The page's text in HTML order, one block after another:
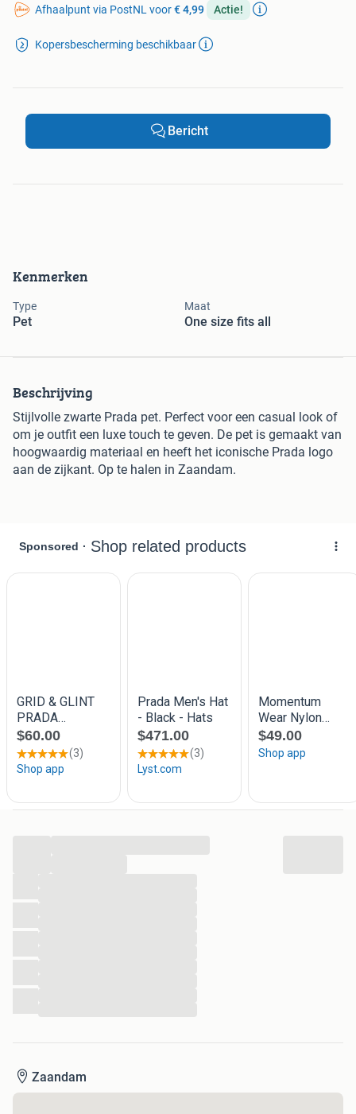
Kenmerken
Type
Pet
Maat
One size fits all
Beschrijving
Stijlvolle zwarte Prada pet. Perfect voor een casual look of
om je outfit een luxe touch te geven. De pet is gemaakt van
hoogwaardig materiaal en heeft het iconische Prada logo
aan de zijkant. Op te halen in Zaandam.
Zaandam
Afhaalpunt via PostNL voor€ 4,99 Actie!
Kopersbescherming beschikbaar
Bericht